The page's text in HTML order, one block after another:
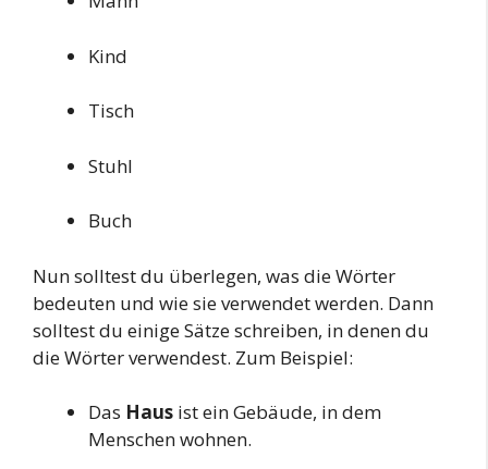
Kind
Tisch
Stuhl
Buch
Nun solltest du überlegen, was die Wörter
bedeuten und wie sie verwendet werden. Dann
solltest du einige Sätze schreiben, in denen du
die Wörter verwendest. Zum Beispiel:
Das Haus ist ein Gebäude, in dem
Menschen wohnen.